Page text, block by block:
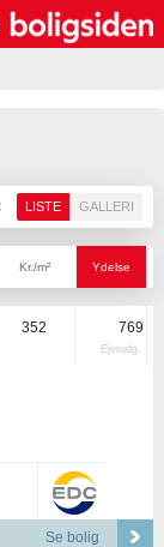
LISTE GALLERI
Kr./m² Ydelse
352 769
Ejerudg.
Se bolig